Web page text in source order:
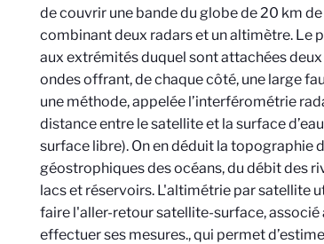
de couvrir une bande du globe de 20 km
combinant deux radars et un altimètre. Le
aux extrémités duquel sont attachées
ondes offrant, de chaque côté, une large
une méthode, appelée l’interférométrie
distance entre le satellite et la surface
surface libre). On en déduit la topographie
géostrophiques des océans, du débit des
lacs et réservoirs. L'altimétrie par satellite
faire l'aller-retour satellite-surface,
effectuer ses mesures., qui permet